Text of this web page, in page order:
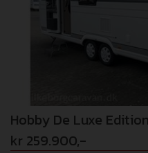
Hobby De Luxe
kr 259.900,-